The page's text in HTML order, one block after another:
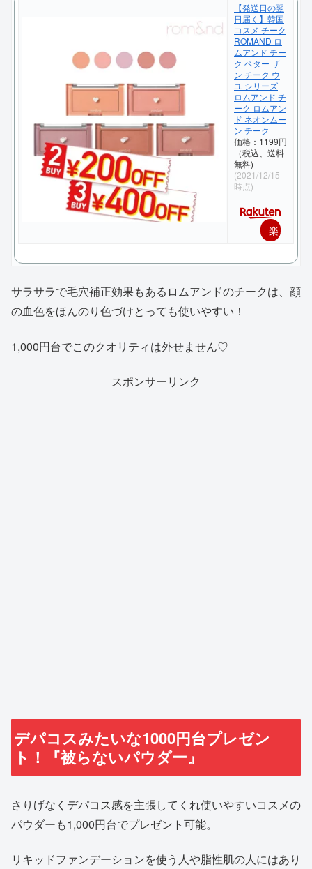
【発送日の翌
日届く】韓国
コスメ チーク
ROMAND ロ
ムアンド チー
ク ベター ザ
ン チーク ウ
ユ シリーズ
ロムアンド チ
ーク ロムアン
ド ネオンムー
ン チーク
価格：1199円
（税込、送料
無料)
(2021/12/15
時点)
楽
購
サラサラで毛穴補正効果もあるロムアンドのチークは、顔
の血色をほんのり色づけとっても使いやすい！
1,000円台でこのクオリティは外せません♡
スポンサーリンク
デパコスみたいな1000円台プレゼン
ト！『被らないパウダー』
さりげなくデパコス感を主張してくれ使いやすいコスメの
パウダーも1,000円台でプレゼント可能。
リキッドファンデーションを使う人や脂性肌の人にはあり